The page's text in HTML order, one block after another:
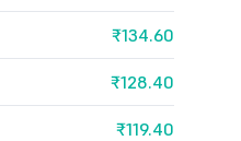
₹134.60
₹128.40
₹119.40